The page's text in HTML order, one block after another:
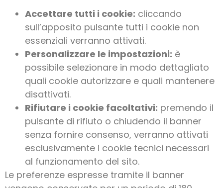
Accettare tutti i cookie: cliccando
sull’apposito pulsante tutti i cookie non
essenziali verranno attivati.
Personalizzare le impostazioni: è
possibile selezionare in modo dettagliato
quali cookie autorizzare e quali mantenere
disattivati.
Rifiutare i cookie facoltativi: premendo il
pulsante di rifiuto o chiudendo il banner
senza fornire consenso, verranno attivati
esclusivamente i cookie tecnici necessari
al funzionamento del sito.
Le preferenze espresse tramite il banner